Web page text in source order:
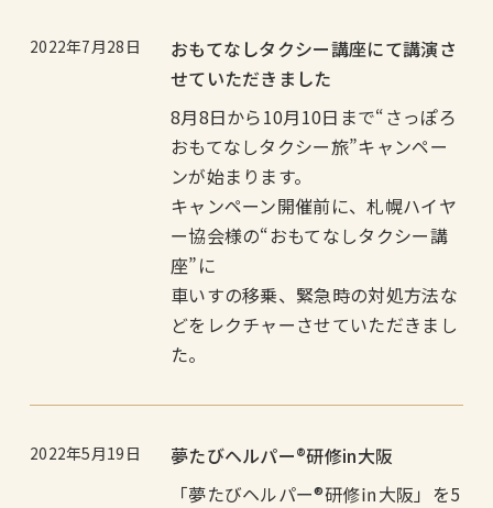
2022年7月28日
おもてなしタクシー講座にて講演さ
せていただきました
8月8日から10月10日まで“さっぽろ
おもてなしタクシー旅”キャンペー
ンが始まります。
キャンペーン開催前に、札幌ハイヤ
ー協会様の“おもてなしタクシー講
座”に
車いすの移乗、緊急時の対処方法な
どをレクチャーさせていただきまし
た。
2022年5月19日
夢たびヘルパー®︎研修in大阪
「夢たびヘルパー®研修㏌大阪」を5